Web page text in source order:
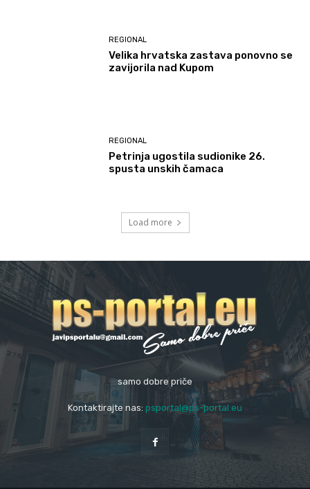
REGIONAL
Velika hrvatska zastava ponovno se
zavijorila nad Kupom
REGIONAL
Petrinja ugostila sudionike 26.
spusta unskih čamaca
Load more
samo dobre priče
Kontaktirajte nas: psportal@ps-portal.eu